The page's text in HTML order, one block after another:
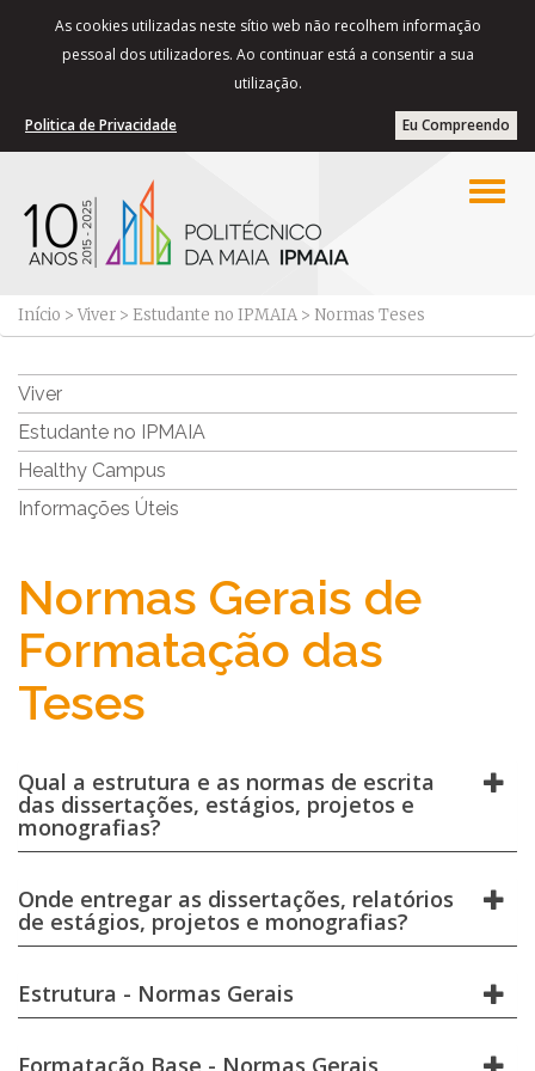
As cookies utilizadas neste sítio web não recolhem informação
pessoal dos utilizadores. Ao continuar está a consentir a sua
utilização.
Eu Compreendo
Politica de Privacidade
Início > Viver > Estudante no IPMAIA > Normas Teses
Viver
Estudante no IPMAIA
Healthy Campus
Informações Úteis
Normas Gerais de
Formatação das
Teses
Qual a estrutura e as normas de escrita
das dissertações, estágios, projetos e
monografias?
Onde entregar as dissertações, relatórios
de estágios, projetos e monografias?
Estrutura - Normas Gerais
Formatação Base - Normas Gerais